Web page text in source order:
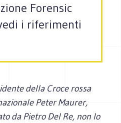
Forensic
i riferimenti
della Croce rossa
Peter Maurer,
da Pietro Del Re, non lo